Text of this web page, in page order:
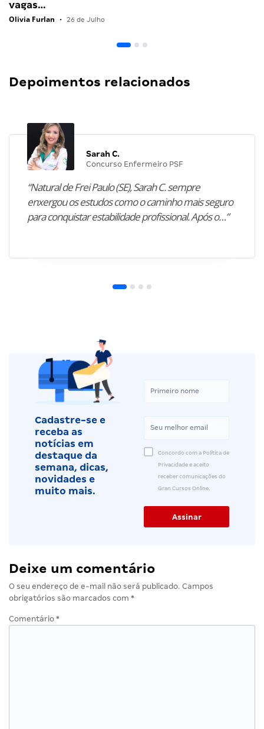
vagas…
Olivia Furlan • 26 de Julho
Depoimentos relacionados
Sarah C.
Concurso Enfermeiro PSF
“Natural de Frei Paulo (SE), Sarah C. sempre
enxergou os estudos como o caminho mais seguro
para conquistar estabilidade profissional. Após o…”
Cadastre-se e
receba as
notícias em
destaque da
semana, dicas,
novidades e
muito mais.
Concordo com a Política de
Privacidade e aceito
receber comunicações do
Gran Cursos Online.
Deixe um comentário
O seu endereço de e-mail não será publicado. Campos
obrigatórios são marcados com *
Comentário *